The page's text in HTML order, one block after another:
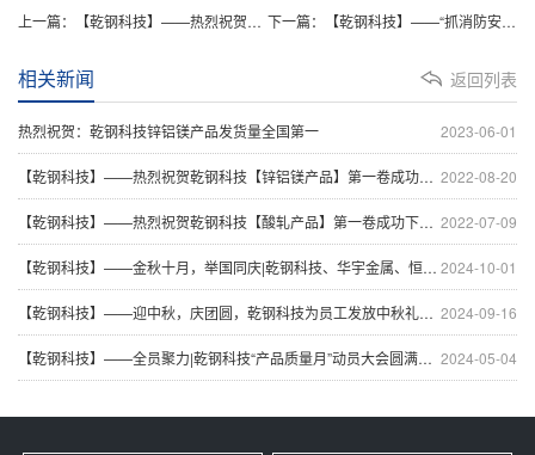
上一篇：【乾钢科技】——热烈祝贺乾钢科技【酸轧产品】第一卷成功下线！ 下一篇：【乾钢科技】——“抓消防安全，保高质量发展”乾钢科技开展消防知识培训及应急演练
返回列表
相关新闻
2023-06-01
热烈祝贺：乾钢科技锌铝镁产品发货量全国第一
2022-08-20
【乾钢科技】——热烈祝贺乾钢科技【锌铝镁产品】第一卷成功下线！
2022-07-09
【乾钢科技】——热烈祝贺乾钢科技【酸轧产品】第一卷成功下线！
2024-10-01
【乾钢科技】——金秋十月，举国同庆|乾钢科技、华宇金属、恒大板材喜迎国庆隆重举行升旗仪式
2024-09-16
【乾钢科技】——迎中秋，庆团圆，乾钢科技为员工发放中秋礼品！
2024-05-04
【乾钢科技】——全员聚力|乾钢科技“产品质量月”动员大会圆满举行！